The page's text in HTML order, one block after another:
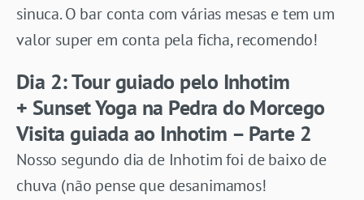
sinuca. O bar conta com várias mesas e tem um
valor super em conta pela ficha, recomendo!
Dia 2:Tour guiado pelo Inhotim
+ Sunset Yoga na Pedra do Morcego
Visita guiada ao Inhotim – Parte 2
Nosso segundo dia de Inhotim foi de baixo de
chuva (não pense que desanimamos!